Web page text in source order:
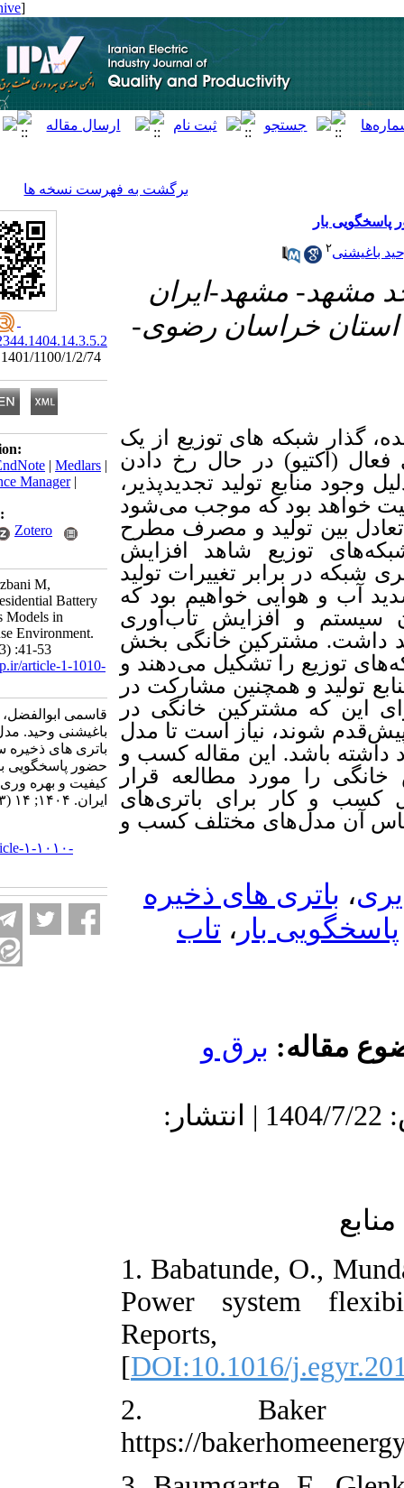
[ English ]
برگشت به فهرست نسخه ها
رضوی-
های توزیع از یک
در حال رخ دادن
تولید تجدیدپذیر،
بود که موجب می‌­شود
تولید و مصرف مطرح
شاهد افزایش
تغییرات تولید
خواهیم بود که
افزایش تاب‌آوری
خانگی بخش
را تشکیل می‌دهند و
همچنین مشارکت در
مشترکین خانگی در
نیاز است تا مدل
این مقاله کسب و
مطالعه قرار
برای باتری­‌های
مختلف کسب و
های ذخیره
بار،تاب
برق و
دریافت: 1403/6/16 | پذیرش: 1404/7/22 | انتشار:
1. Babatunde,
Power
[DOI:10.1016/
2.
https://
20.1001.1.23222344.1404.14.3.5.2
Research code: 1401/1100/1/2/74
Download citation:
BibTeX |RIS|EndNote|Medlars
ProCite|Reference Manager|
Mendeley
Zotero
Ghasemi A, Marzbani M,
Baghishani V. Residential Battery
Storage Business Models in
Demand Response Environment.
ieijqp 2025; 14 (3) :41-53
URL:http://ieijqp.ir/article-1-1010-
قاسمی ابوالفضل، مرزبانی مهدی،
باغیشنی وحید. مدل کسب و کار
باتری های ذخیره ساز خانگی در
حضور پاسخگویی بار. نشریه
کیفیت و بهره وری صنعت برق
ایران. ۱۴۰۴; ۱۴ (۳) :۴۱-۵۳
http://ieijqp.ir/article-۱-۱۰۱۰-